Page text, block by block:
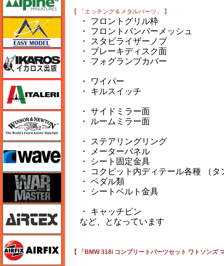
【 「エッチング＆メタルパーツ」 】
・ フロントグリル枠
・ フロントバンパーメッシュ
・ スタビライザーノブ
・ ブレーキディスク面
・ フォグランプカバー
・ ワイパー
・ キルスイッチ
・ サイドミラー面
・ ルームミラー面
・ ステアリングリング
・ メーターパネル
・ シート固定金具
・ コクピット内ディテール各種 （タ
・ ペダル類
・ シートベルト金具
・ キャッチピン
など、となっています
【 「BMW 318i コンプリートパーツセット ワトソンズ
イージーモデル
イカロス出版
イタレリ
ウインザー＆ニュートン
ウォーマスターズ
エアテックス